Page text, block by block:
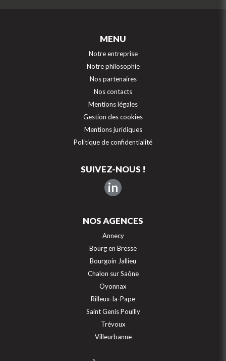
MENU
Notre entreprise
Notre philosophie
Nos partenaires
Nos contacts
Mentions légales
Gestion des cookies
Mentions juridiques
Politique de confidentialité
SUIVEZ-NOUS !
in
NOS AGENCES
Annecy
Bourg en Bresse
Bourgoin Jallieu
Chalon sur Saône
Oyonnax
Rilleux-la-Pape
Saint Genis Pouilly
Trévoux
Villeurbanne